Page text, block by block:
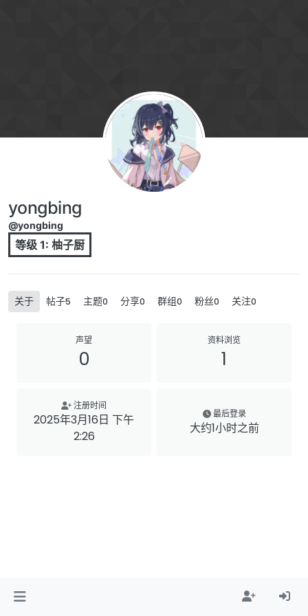
yongbing
@yongbing
等级 1: 柚子厨
关于 帖子5 主题0 分享0 群组0 粉丝0 关注0
声望
0
资料浏览
1
注册时间
2025年3月16日 下午
2:26
最后登录
大约1小时之前